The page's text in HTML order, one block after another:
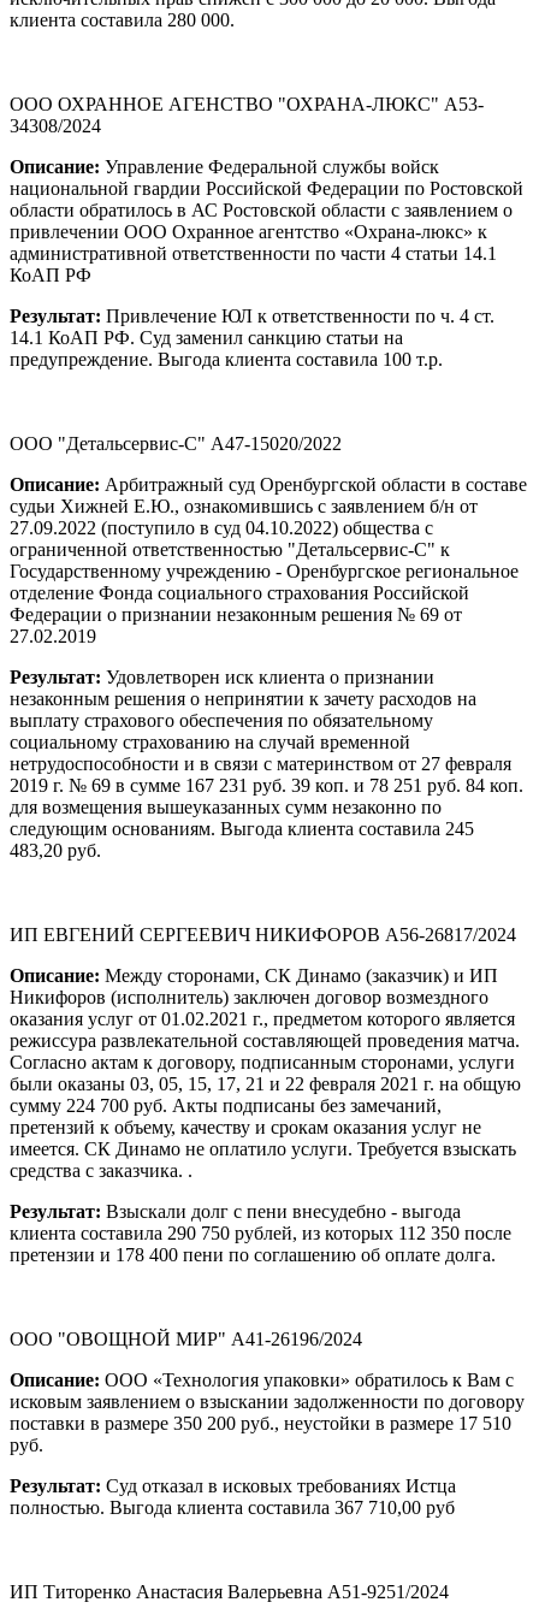
клиента составила 280 000.
ООО ОХРАННОЕ АГЕНСТВО "ОХРАНА-ЛЮКС" А53-
34308/2024
Описание: Управление Федеральной службы войск
национальной гвардии Российской Федерации по Ростовской
области обратилось в АС Ростовской области с заявлением о
привлечении ООО Охранное агентство «Охрана-люкс» к
административной ответственности по части 4 статьи 14.1
КоАП РФ
Результат: Привлечение ЮЛ к ответственности по ч. 4 ст.
14.1 КоАП РФ. Суд заменил санкцию статьи на
предупреждение. Выгода клиента составила 100 т.р.
ООО "Детальсервис-С" А47-15020/2022
Описание: Арбитражный суд Оренбургской области в составе
судьи Хижней Е.Ю., ознакомившись с заявлением б/н от
27.09.2022 (поступило в суд 04.10.2022) общества с
ограниченной ответственностью "Детальсервис-С" к
Государственному учреждению - Оренбургское региональное
отделение Фонда социального страхования Российской
Федерации о признании незаконным решения № 69 от
27.02.2019
Результат: Удовлетворен иск клиента о признании
незаконным решения о непринятии к зачету расходов на
выплату страхового обеспечения по обязательному
социальному страхованию на случай временной
нетрудоспособности и в связи с материнством от 27 февраля
2019 г. № 69 в сумме 167 231 руб. 39 коп. и 78 251 руб. 84 коп.
для возмещения вышеуказанных сумм незаконно по
следующим основаниям. Выгода клиента составила 245
483,20 руб.
ИП ЕВГЕНИЙ СЕРГЕЕВИЧ НИКИФОРОВ А56-26817/2024
Описание: Между сторонами, СК Динамо (заказчик) и ИП
Никифоров (исполнитель) заключен договор возмездного
оказания услуг от 01.02.2021 г., предметом которого является
режиссура развлекательной составляющей проведения матча.
Согласно актам к договору, подписанным сторонами, услуги
были оказаны 03, 05, 15, 17, 21 и 22 февраля 2021 г. на общую
сумму 224 700 руб. Акты подписаны без замечаний,
претензий к объему, качеству и срокам оказания услуг не
имеется. СК Динамо не оплатило услуги. Требуется взыскать
средства с заказчика. .
Результат: Взыскали долг с пени внесудебно - выгода
клиента составила 290 750 рублей, из которых 112 350 после
претензии и 178 400 пени по соглашению об оплате долга.
ООО "ОВОЩНОЙ МИР" А41-26196/2024
Описание: ООО «Технология упаковки» обратилось к Вам с
исковым заявлением о взыскании задолженности по договору
поставки в размере 350 200 руб., неустойки в размере 17 510
руб.
Результат: Суд отказал в исковых требованиях Истца
полностью. Выгода клиента составила 367 710,00 руб
ИП Титоренко Анастасия Валерьевна А51-9251/2024